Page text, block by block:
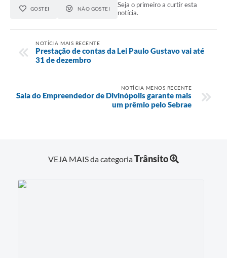
GOSTEI NÃO GOSTEI
Seja o primeiro a curtir esta
notícia.
NOTÍCIA MAIS RECENTE
Prestação de contas da Lei Paulo Gustavo vai até
31 de dezembro
NOTÍCIA MENOS RECENTE
Sala do Empreendedor de Divinópolis garante mais
um prêmio pelo Sebrae
VEJA MAIS da categoriaTrânsito